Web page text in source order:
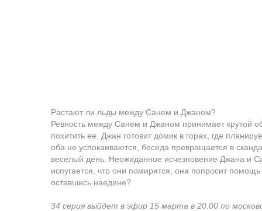
Растают ли льды между Санем и Джаном?
Ревность между Санем и Джаном принимает крутой
похитить ее. Джан готовит домик в горах, где
оба не успокаиваются, беседа превращается в
веселый день. Неожиданное исчезновение Джана и
испугается, что они помирятся, она попросит
оставшись наедине?
34 серия выйдет в эфир 15 марта в 20.00 по